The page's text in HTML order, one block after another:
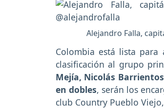
Alejandro Falla,
Colombia está lista
clasificación al grupo
Mejía, Nicolás
en dobles, serán los
club Country Pueblo